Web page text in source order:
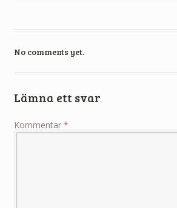
No comments yet.
Lämna ett svar
Kommentar *